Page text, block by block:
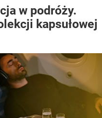
w podróży.
kapsułowej